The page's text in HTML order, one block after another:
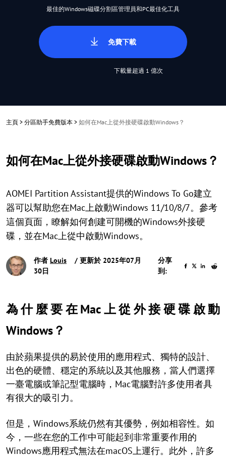
最佳的Windows磁碟分割區管理員和PC最佳化工具
免費下載
下載量超過 1 億次
主頁 > 分區助手免費版本 > 如何在Mac上從外接硬碟啟動Windows？
如何在Mac上從外接硬碟啟動Windows？
AOMEI Partition Assistant提供的Windows To Go建立
器可以幫助您在Mac上啟動Windows 11/10/8/7。參考
這個頁面，瞭解如何創建可開機的Windows外接硬
碟，並在Mac上從中啟動Windows。
作者 Louis
/ 更新於 2025年07月
30日
分享
到:
為什麼要在Mac上從外接硬碟啟動
Windows？
由於蘋果提供的易於使用的應用程式、獨特的設計、
出色的硬體、穩定的系統以及其他服務，當人們選擇
一臺電腦或筆記型電腦時，Mac電腦對許多使用者具
有很大的吸引力。
但是，Windows系統仍然有其優勢，例如相容性。如
今，一些在您的工作中可能起到非常重要作用的
Windows應用程式無法在macOS上運行。此外，許多